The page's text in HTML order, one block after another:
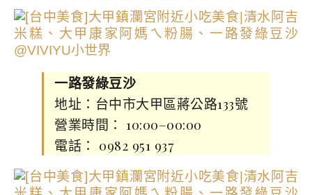
一路發綠豆沙
地址：台中市大甲區蔣公路133號
營業時間： 10:00–00:00
電話： 0982 951 937